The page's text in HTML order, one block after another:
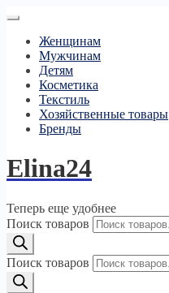
Женщинам
Мужчинам
Детям
Косметика
Текстиль
Хозяйственные товары
Бренды
Elina24
Теперь еще удобнее
Поиск товаров
Поиск товаров